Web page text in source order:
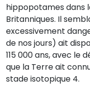
hippopotames dans
Britanniques. Il
excessivement
de nos jours) ait
115 000 ans, avec le
que la Terre ait
stade isotopique 4.